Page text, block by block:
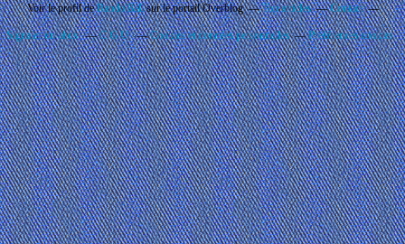
Voir le profil deRando'Ballsur le portail Overblog Top articles Contact
Signaler un abus C.G.U. Cookies et données personnelles Préférences cookies